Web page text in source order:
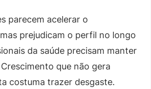
parecem acelerar o
prejudicam o perfil no longo
da saúde precisam manter
que não gera
costuma trazer desgaste.